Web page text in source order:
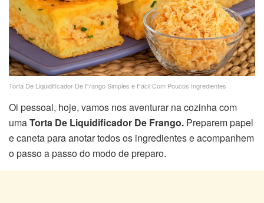
Torta De Liquidificador De Frango Simples e Fácil Com Poucos Ingredientes
Oi pessoal, hoje, vamos nos aventurar na cozinha com
umaTorta De Liquidificador De Frango. Preparem papel
e caneta para anotar todos os ingredientes e acompanhem
o passo a passo do modo de preparo.